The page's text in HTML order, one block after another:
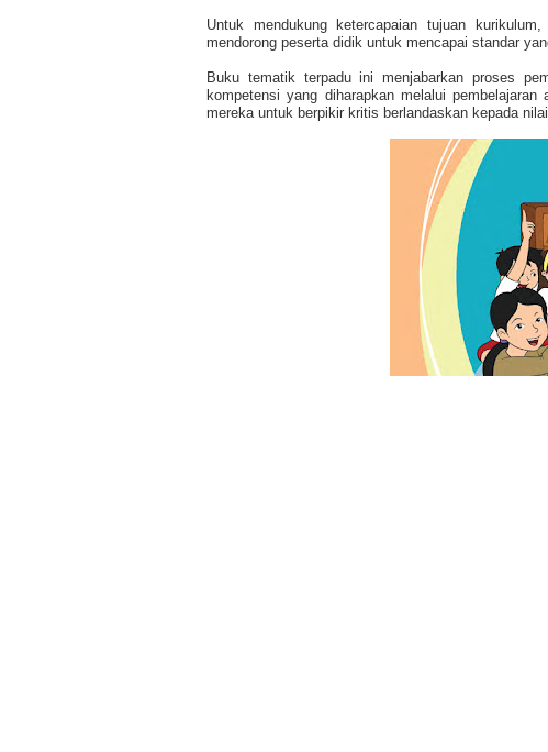
Untuk mendukung ketercapaian tujuan
mendorong peserta didik untuk mencapai standar
Buku tematik terpadu ini menjabarkan proses
kompetensi yang diharapkan melalui
mereka untuk berpikir kritis berlandaskan kepada